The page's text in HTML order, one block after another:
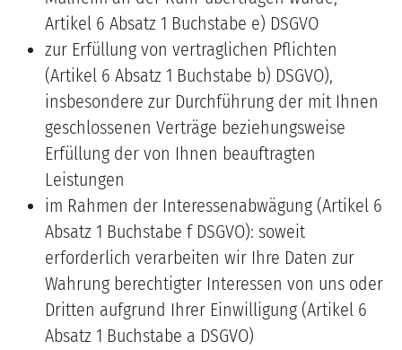
Artikel 6 Absatz 1 Buchstabe e) DSGVO
zur Erfüllung von vertraglichen Pflichten
(Artikel 6 Absatz 1 Buchstabe b) DSGVO),
insbesondere zur Durchführung der mit Ihnen
geschlossenen Verträge beziehungsweise
Erfüllung der von Ihnen beauftragten
Leistungen
im Rahmen der Interessenabwägung (Artikel 6
Absatz 1 Buchstabe f DSGVO): soweit
erforderlich verarbeiten wir Ihre Daten zur
Wahrung berechtigter Interessen von uns oder
Dritten aufgrund Ihrer Einwilligung (Artikel 6
Absatz 1 Buchstabe a DSGVO)